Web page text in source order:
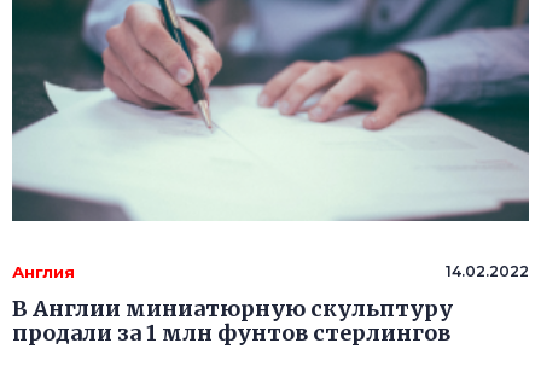
Англия 14.02.2022
В Англии миниатюрную скульптуру
продали за 1 млн фунтов стерлингов